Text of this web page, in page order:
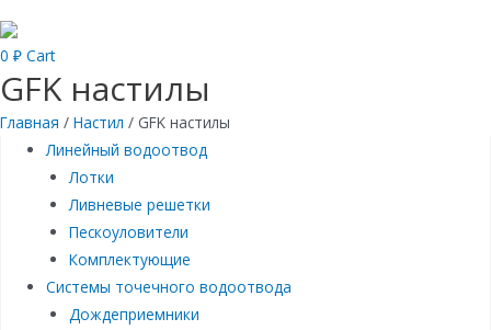
0 ₽ Cart
GFK настилы
Главная / Настил / GFK настилы
Линейный водоотвод
Лотки
Ливневые решетки
Пескоуловители
Комплектующие
Системы точечного водоотвода
Дождеприемники